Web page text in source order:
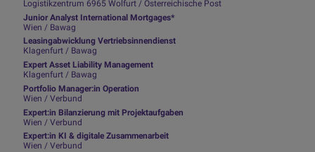
Logistikzentrum 6965 Wolfurt / Österreichische Post
Junior Analyst International Mortgages*
Wien / Bawag
Leasingabwicklung Vertriebsinnendienst
Klagenfurt / Bawag
Expert Asset Liability Management
Klagenfurt / Bawag
Portfolio Manager:in Operation
Wien / Verbund
Expert:in Bilanzierung mit Projektaufgaben
Wien / Verbund
Expert:in KI & digitale Zusammenarbeit
Wien / Verbund